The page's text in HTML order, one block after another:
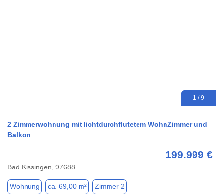
1 / 9
2 Zimmerwohnung mit lichtdurchflutetem WohnZimmer und
Balkon
199.999 €
Bad Kissingen, 97688
Wohnung ca. 69,00 m² Zimmer 2